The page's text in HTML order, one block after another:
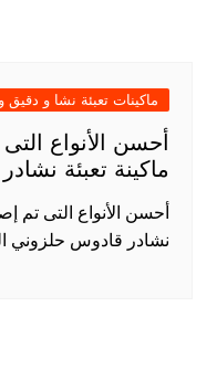
ماكينات تعبئة نشا و
أحسن الأنواع
ماكينة تعبئة
أحسن الأنواع التى تم
نشادر قادوس حلزوني